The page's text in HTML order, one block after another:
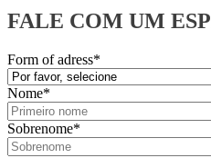
FALE COM UM
Form of adress*
Nome*
Sobrenome*